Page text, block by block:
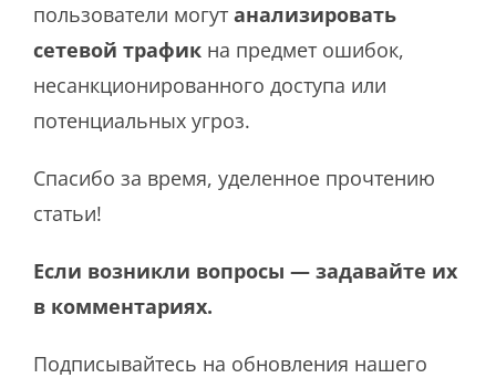
пользователи могут анализировать
сетевой трафик на предмет ошибок,
несанкционированного доступа или
потенциальных угроз.
Спасибо за время, уделенное прочтению
статьи!
Если возникли вопросы — задавайте их
в комментариях.
Подписывайтесь на обновления нашего